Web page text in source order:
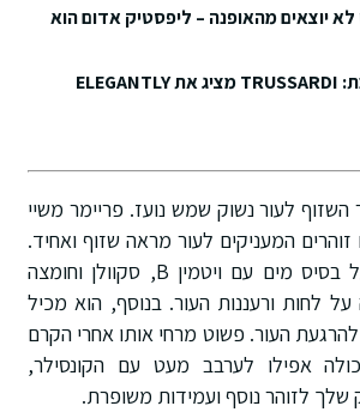
יוצאים מהאופנה – ליפסטיק אדום הוא
על שולחן המערכת: TRUSSARDI מציג את ELEGANTLY
לעור נשוק שמש נועז. פריימר משיי
המעניקים לעור מראה שזוף ואחיד.
הוא מכיל נוסחה על בסיס מים עם ויטמין B, סקוולן וחומצה
על לחות ורעננות העור. בנוסף, הוא מכיל
להרגעת העור. פשוט מרחי אותו אחרי הקרם
אפילו לערבב מעט עם הקונסילר,
לזוהר נוסף ועמידות משופרת.